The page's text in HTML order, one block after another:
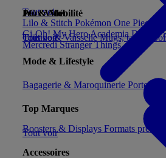
Tout voir
Jeux Vidéo
Tout voir
Cuisine & VaisselleMugs, tasses,
Mode & Lifestyle
Bagagerie & Maroquinerie Porte-
Top Marques
Tout voir
Boosters & Displays Formats prêts
Accessoires
PC & Mobilité
Tout voir
Lilo & Stitch Pokémon One Piece
Gi-Oh!My Hero AcademiaDemon
MercrediStranger Things